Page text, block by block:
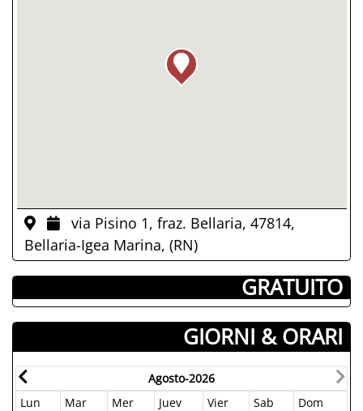
via Pisino 1, fraz. Bellaria, 47814,
Bellaria-Igea Marina, (RN)
­ GRATUITO
GIORNI & ORARI
Agosto-2026
Lun
Mar Mer Juev Vier Sab
Dom